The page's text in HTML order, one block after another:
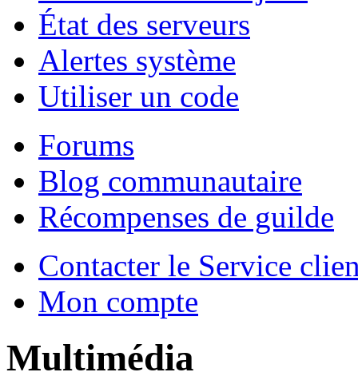
État des serveurs
Alertes système
Utiliser un code
Forums
Blog communautaire
Récompenses de guilde
Contacter le Service
Mon compte
Multimédia